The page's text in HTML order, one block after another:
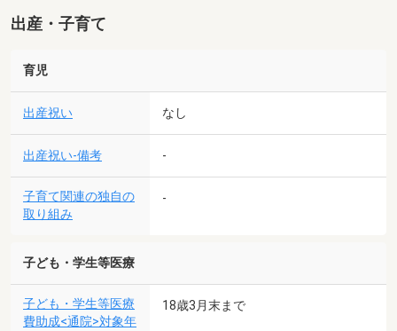
出産・子育て
育児
出産祝い なし
出産祝い-備考 -
子育て関連の独自の
取り組み
-
子ども・学生等医療
子ども・学生等医療
費助成<通院>対象年
18歳3月末まで